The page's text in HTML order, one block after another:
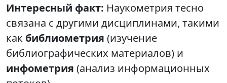
Интересный факт: Наукометрия тесно
связана с другими дисциплинами, такими
как библиометрия (изучение
библиографических материалов) и
инфометрия (анализ информационных